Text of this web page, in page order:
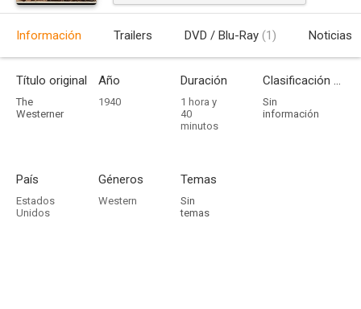
Estrenada
Información Trailers DVD / Blu-Ray (1) Noticias
Título original
The
Westerner
Año
1940
Duración
1 hora y
40
minutos
Clasificación por edades
Sin
información
País
Estados
Unidos
Géneros
Western
Temas
Sin
temas